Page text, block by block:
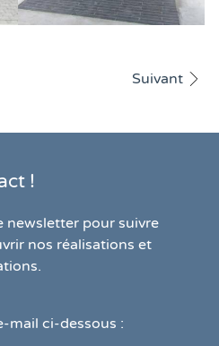
Afficher
Suivant
!
newsletter pour suivre
nos réalisations et
mail ci-dessous :